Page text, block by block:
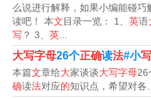
么说进行解释，如果小编能碰巧
读吧！ 本文目录一览： 1、 英语
写 ？ 3、 英
大写字母26个正确读法#小
本篇文章给大家谈谈大写字母26
确读法对应的知识点，希望对各...